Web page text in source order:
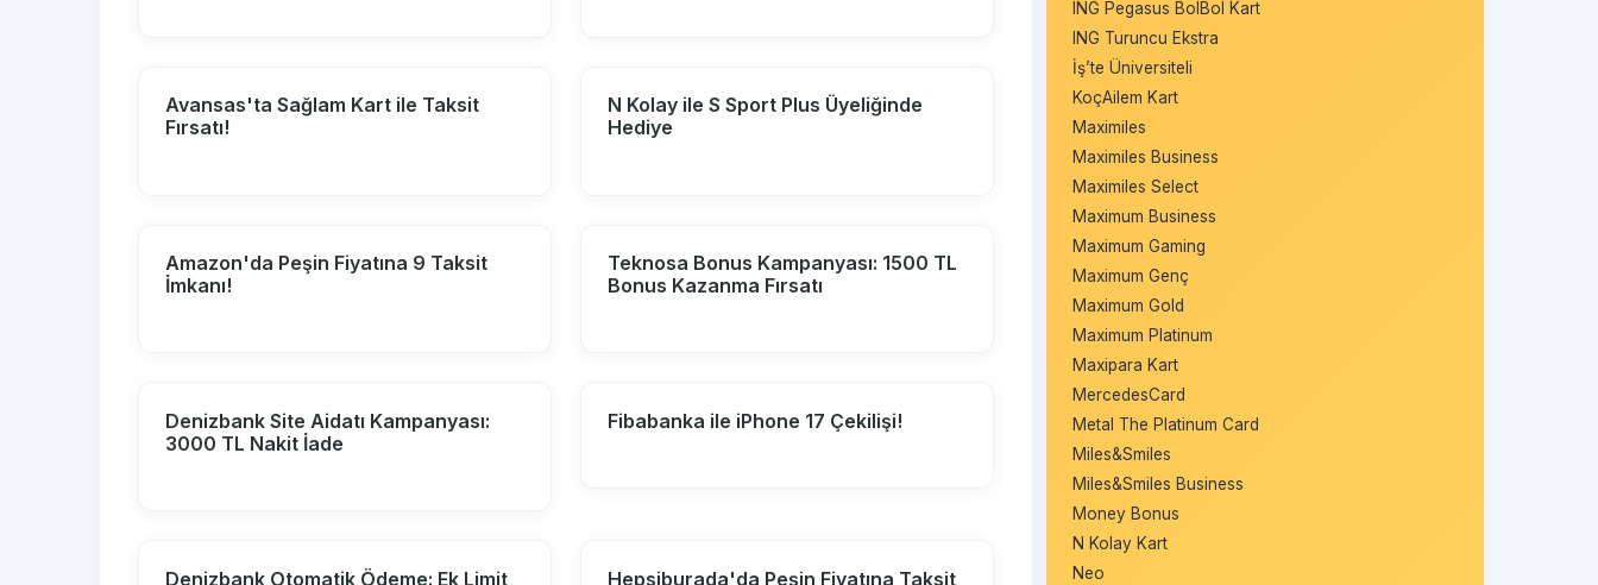
Avansas'ta Sağlam Kart ile Taksit
Fırsatı!
N Kolay ile S Sport Plus Üyeliğinde
Hediye
Amazon'da Peşin Fiyatına 9 Taksit
İmkanı!
Teknosa Bonus Kampanyası: 1500 TL
Bonus Kazanma Fırsatı
Denizbank Site Aidatı Kampanyası:
3000 TL Nakit İade
Fibabanka ile iPhone 17 Çekilişi!
Denizbank Otomatik Ödeme: Ek Limit Hepsiburada'da Peşin Fiyatına Taksit
ING Pegasus BolBol Kart
ING Turuncu Ekstra
İş’te Üniversiteli
KoçAilem Kart
Maximiles
Maximiles Business
Maximiles Select
Maximum Business
Maximum Gaming
Maximum Genç
Maximum Gold
Maximum Platinum
Maxipara Kart
MercedesCard
Metal The Platinum Card
Miles&Smiles
Miles&Smiles Business
Money Bonus
N Kolay Kart
Neo